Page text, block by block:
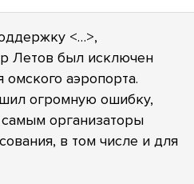
<…>,
Летов был исключен
аэропорта.
огромную ошибку,
организаторы
в том числе и для